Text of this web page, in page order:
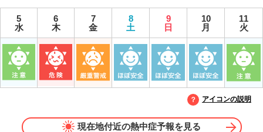
5
水
6
木
7
金
8
土
9
日
10
月
11
火
アイコンの説明
現在地付近の熱中症予報を見る